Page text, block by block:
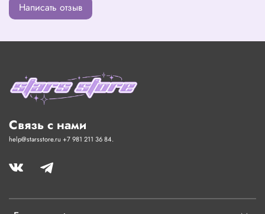
Написать отзыв
Связь с нами
help@starsstore.ru +7 981 211 36 84.